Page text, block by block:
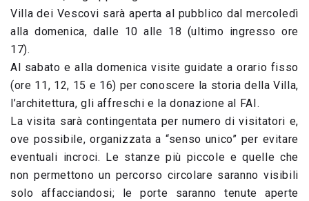
Villa dei Vescovi sarà aperta al pubblico dal mercoledì
alla domenica, dalle 10 alle 18 (ultimo ingresso ore
17).
Al sabato e alla domenica visite guidate a orario fisso
(ore 11, 12, 15 e 16) per conoscere la storia della Villa,
l’architettura, gli affreschi e la donazione al FAI.
La visita sarà contingentata per numero di visitatori e,
ove possibile, organizzata a “senso unico” per evitare
eventuali incroci. Le stanze più piccole e quelle che
non permettono un percorso circolare saranno visibili
solo affacciandosi; le porte saranno tenute aperte